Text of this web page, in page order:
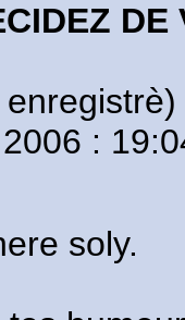
enregistrè)
:
soly.